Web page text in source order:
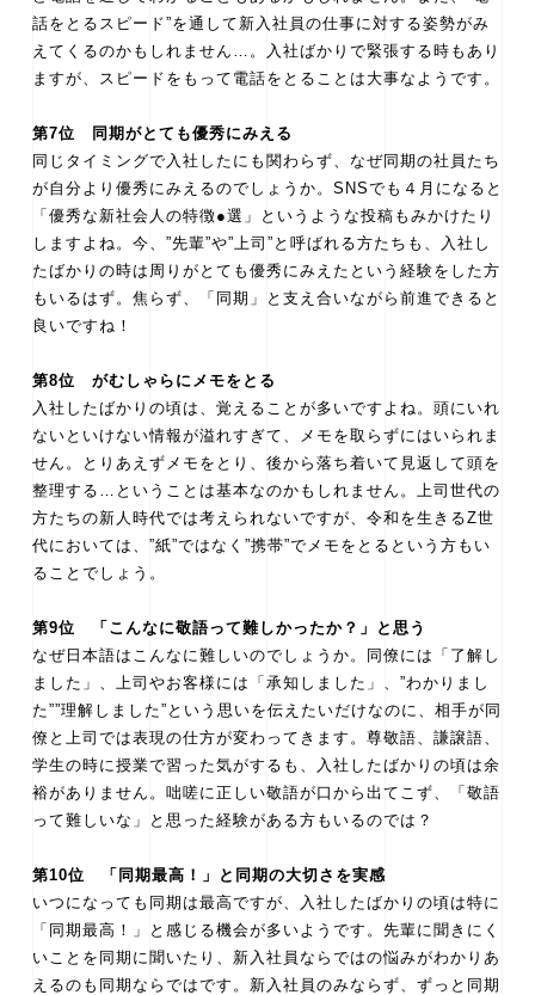
話をとるスピード”を通して新入社員の仕事に対する姿勢がみ
えてくるのかもしれません…。入社ばかりで緊張する時もあり
ますが、スピードをもって電話をとることは大事なようです。
第7位 同期がとても優秀にみえる
同じタイミングで入社したにも関わらず、なぜ同期の社員たち
が自分より優秀にみえるのでしょうか。SNSでも４月になると
「優秀な新社会人の特徴●選」というような投稿もみかけたり
しますよね。今、”先輩”や”上司”と呼ばれる方たちも、入社し
たばかりの時は周りがとても優秀にみえたという経験をした方
もいるはず。焦らず、「同期」と支え合いながら前進できると
良いですね！
第8位 がむしゃらにメモをとる
入社したばかりの頃は、覚えることが多いですよね。頭にいれ
ないといけない情報が溢れすぎて、メモを取らずにはいられま
せん。とりあえずメモをとり、後から落ち着いて見返して頭を
整理する…ということは基本なのかもしれません。上司世代の
方たちの新人時代では考えられないですが、令和を生きるZ世
代においては、”紙”ではなく”携帯”でメモをとるという方もい
ることでしょう。
第9位 「こんなに敬語って難しかったか？」と思う
なぜ日本語はこんなに難しいのでしょうか。同僚には「了解し
ました」、上司やお客様には「承知しました」、”わかりまし
た””理解しました”という思いを伝えたいだけなのに、相手が同
僚と上司では表現の仕方が変わってきます。尊敬語、謙譲語、
学生の時に授業で習った気がするも、入社したばかりの頃は余
裕がありません。咄嗟に正しい敬語が口から出てこず、「敬語
って難しいな」と思った経験がある方もいるのでは？
第10位 「同期最高！」と同期の大切さを実感
いつになっても同期は最高ですが、入社したばかりの頃は特に
「同期最高！」と感じる機会が多いようです。先輩に聞きにく
いことを同期に聞いたり、新入社員ならではの悩みがわかりあ
えるのも同期ならではです。新入社員のみならず、ずっと同期